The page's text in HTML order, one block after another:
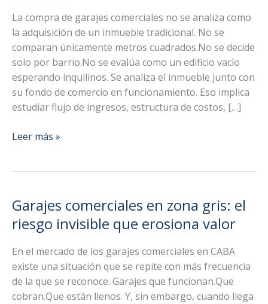
La compra de garajes comerciales no se analiza como
la adquisición de un inmueble tradicional. No se
comparan únicamente metros cuadrados.No se decide
solo por barrio.No se evalúa como un edificio vacío
esperando inquilinos. Se analiza el inmueble junto con
su fondo de comercio en funcionamiento. Eso implica
estudiar flujo de ingresos, estructura de costos, […]
Compra
evaluar
rendimiento
potencial
Leer más »
Garajes comerciales en zona gris: el
riesgo invisible que erosiona valor
En el mercado de los garajes comerciales en CABA
existe una situación que se repite con más frecuencia
de la que se reconoce. Garajes que funcionan.Que
cobran.Que están llenos. Y, sin embargo, cuando llega